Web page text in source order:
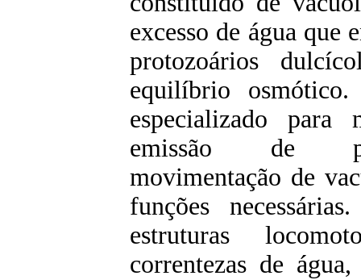
excesso de água que
protozoários
equilíbrio
especializado
emissão de
movimentação de
funções
estruturas
correntezas de